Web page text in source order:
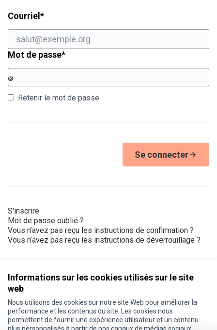
Informations sur les cookies utilisés sur le site
web
Nous utilisons des cookies sur notre site Web pour améliorer la
performance et les contenus du site. Les cookies nous
permettent de fournir une expérience utilisateur et un contenu
Courriel *Champ obligatoire
Mot de passe*Champ obligatoire
Retenir le mot de passe
Se connecter
S'inscrire
Mot de passe oublié ?
Vous n’avez pas reçu les instructions de confirmation ?
Vous n’avez pas reçu les instructions de déverrouillage ?
Conditions d'utilisation
Paramètres des cookies
Je participe ! sur X
Je participe ! sur Facebook
Je participe ! sur Instagram